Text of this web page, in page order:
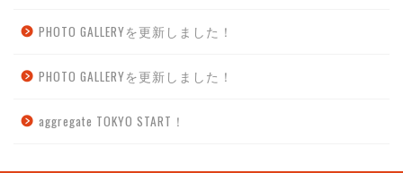
PHOTO GALLERYを更新しました！
PHOTO GALLERYを更新しました！
aggregate TOKYO START！